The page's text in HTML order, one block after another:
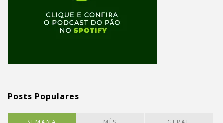
Posts Populares